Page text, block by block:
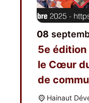
08
5e édi­tion
le Cœur
de
Hai­naut